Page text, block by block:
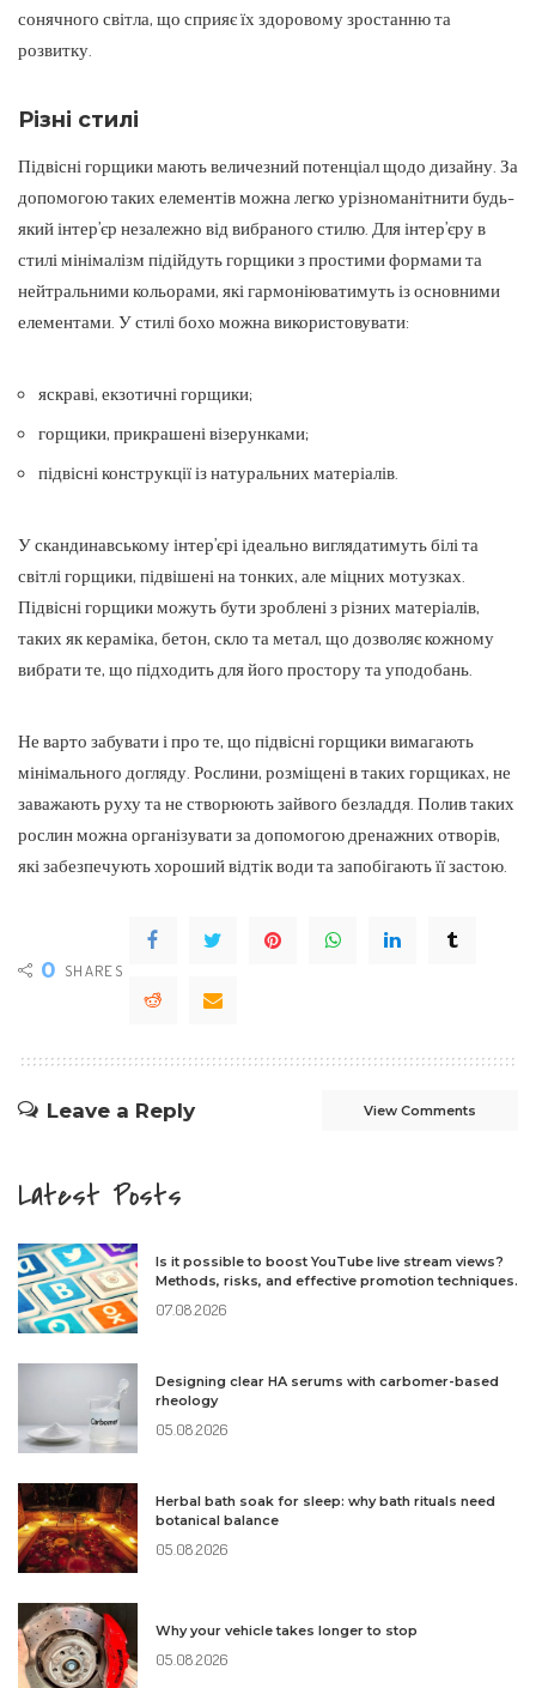
сонячного світла, що сприяє їх здоровому зростанню та
розвитку.
Різні стилі
Підвісні горщики мають величезний потенціал щодо дизайну. За
допомогою таких елементів можна легко урізноманітнити будь-
який інтер’єр незалежно від вибраного стилю. Для інтер’єру в
стилі мінімалізм підійдуть горщики з простими формами та
нейтральними кольорами, які гармоніюватимуть із основними
елементами. У стилі бохо можна використовувати:
яскраві, екзотичні горщики;
горщики, прикрашені візерунками;
підвісні конструкції із натуральних матеріалів.
У скандинавському інтер’єрі ідеально виглядатимуть білі та
світлі горщики, підвішені на тонких, але міцних мотузках.
Підвісні горщики можуть бути зроблені з різних матеріалів,
таких як кераміка, бетон, скло та метал, що дозволяє кожному
вибрати те, що підходить для його простору та уподобань.
Не варто забувати і про те, що підвісні горщики вимагають
мінімального догляду. Рослини, розміщені в таких горщиках, не
заважають руху та не створюють зайвого безладдя. Полив таких
рослин можна організувати за допомогою дренажних отворів,
які забезпечують хороший відтік води та запобігають її застою.
0 SHARES
Leave a Reply View Comments
Latest Posts
Is it possible to boost YouTube live stream views?
Methods, risks, and effective promotion techniques.
07.08.2026
Designing clear HA serums with carbomer-based
rheology
05.08.2026
Herbal bath soak for sleep: why bath rituals need
botanical balance
05.08.2026
Why your vehicle takes longer to stop
05.08.2026